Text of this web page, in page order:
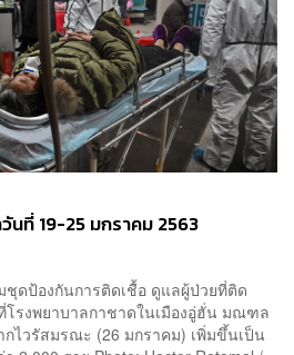
นที่ 19-25 มกราคม 2563
ชุดป้องกันการติดเชื้อ ดูแลผู้ป่วยที่ติด
รงพยาบาลกาชาดในเมืองอู่ฮั่น มณฑล
ไวรัสมรณะ (26 มกราคม) เพิ่มขึ้นเป็น